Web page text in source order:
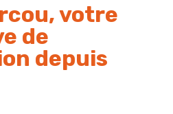
votre
de
depuis